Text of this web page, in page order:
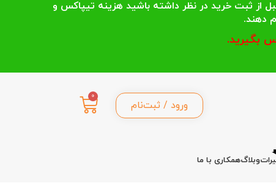
ورود / ثبت‌نام
0
وبلاگهمکاری با ما
انتخاب می کنند قبل از ثبت خرید در نظر داشته باشید هزینه تیپاکس و
بگیرید.